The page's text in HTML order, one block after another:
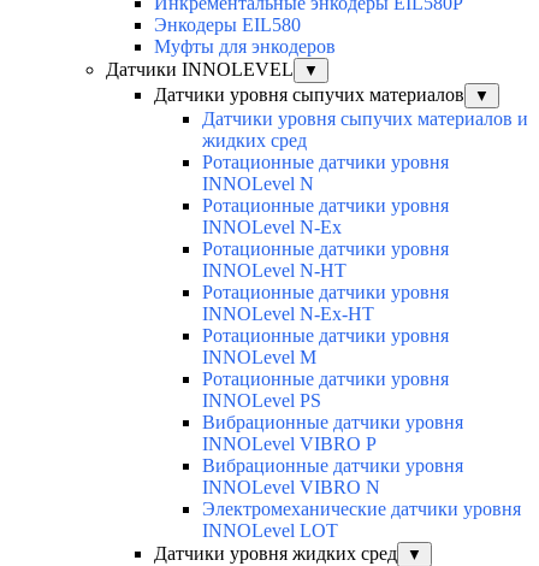
Энкодеры EIL580
Муфты для энкодеров
Датчики INNOLEVEL
▼
Датчики уровня сыпучих материалов ▼
Датчики уровня сыпучих материалов и
жидких сред
Ротационные датчики уровня
INNOLevel N
Ротационные датчики уровня
INNOLevel N-Ex
Ротационные датчики уровня
INNOLevel N-HT
Ротационные датчики уровня
INNOLevel N-Ex-HT
Ротационные датчики уровня
INNOLevel M
Ротационные датчики уровня
INNOLevel PS
Вибрационные датчики уровня
INNOLevel VIBRO P
Вибрационные датчики уровня
INNOLevel VIBRO N
Электромеханические датчики уровня
INNOLevel LOT
Датчики уровня жидких сред
▼